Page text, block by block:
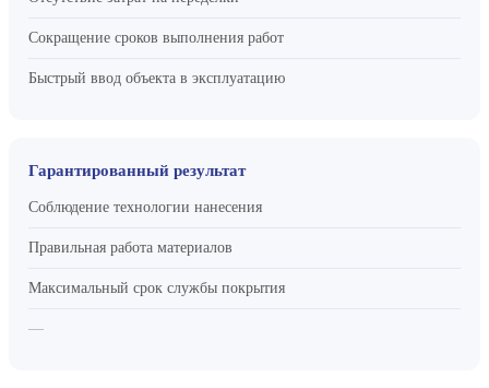
Сокращение сроков выполнения работ
Быстрый ввод объекта в эксплуатацию
Гарантированный результат
Соблюдение технологии нанесения
Правильная работа материалов
Максимальный срок службы покрытия
—